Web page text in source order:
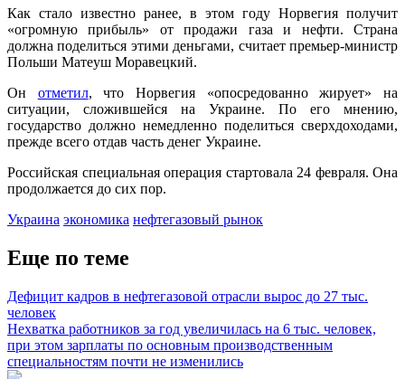
Как стало известно ранее, в этом году Норвегия получит
«огромную прибыль» от продажи газа и нефти. Страна
должна поделиться этими деньгами, считает премьер-министр
Польши Матеуш Моравецкий.
Он отметил, что Норвегия «опосредованно жирует» на
ситуации, сложившейся на Украине. По его мнению,
государство должно немедленно поделиться сверхдоходами,
прежде всего отдав часть денег Украине.
Российская специальная операция стартовала 24 февраля. Она
продолжается до сих пор.
Украина экономика нефтегазовый рынок
Еще по теме
Дефицит кадров в нефтегазовой отрасли вырос до 27 тыс.
человек
Нехватка работников за год увеличилась на 6 тыс. человек,
при этом зарплаты по основным производственным
специальностям почти не изменились